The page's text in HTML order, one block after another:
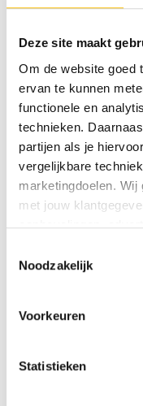
Deze site maakt
Om de website goed
ervan te kunnen
functionele en
technieken.
partijen als je
vergelijkbare
marketingdoelen.
met jouw
aanbevelingen,
ervaringen: je eigen
aanbevelingen,
dtdd.nl (relevante
onzeprivacy policy
Noodzakelijk
Voorkeuren
Statistieken
La Trappe
Geniet van een
Trappist in het
ANDERE BEKEKEN OOK
Misschien is